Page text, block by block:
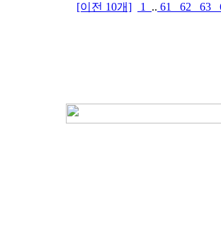
[이전 10개]
1 .. 61 62 63